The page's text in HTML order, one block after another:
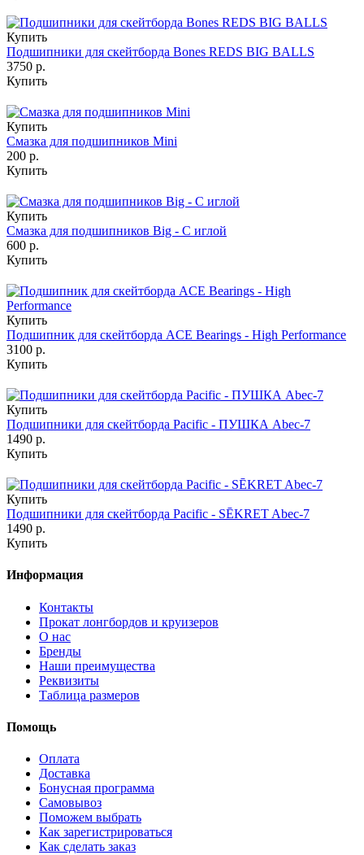
Купить
Подшипники для скейтборда Bones REDS BIG BALLS
3750 р.
Купить
Купить
Смазка для подшипников Mini
200 р.
Купить
Купить
Смазка для подшипников Big - С иглой
600 р.
Купить
Купить
Подшипник для скейтборда ACE Bearings - High Performance
3100 р.
Купить
Купить
Подшипники для скейтборда Pacific - ПУШКА Abec-7
1490 р.
Купить
Купить
Подшипники для скейтборда Pacific - SĒKRET Abec-7
1490 р.
Купить
Информация
Контакты
Прокат лонгбордов и круизеров
О нас
Бренды
Наши преимущества
Реквизиты
Таблица размеров
Помощь
Оплата
Доставка
Бонусная программа
Самовывоз
Поможем выбрать
Как зарегистрироваться
Как сделать заказ